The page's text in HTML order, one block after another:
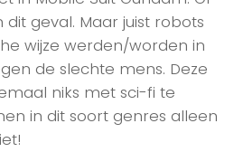
geval. Maar juist robots
wijze werden/worden in
de slechte mens. Deze
niks met sci-fi te
in dit soort genres alleen